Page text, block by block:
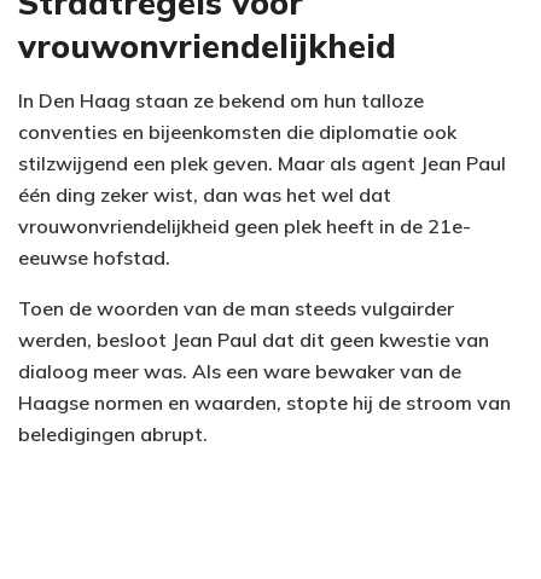
vrouwonvriendelijkheid
In Den Haag staan ze bekend om hun talloze
conventies en bijeenkomsten die diplomatie ook
stilzwijgend een plek geven. Maar als agent Jean Paul
één ding zeker wist, dan was het wel dat
vrouwonvriendelijkheid geen plek heeft in de 21e-
eeuwse hofstad.
Toen de woorden van de man steeds vulgairder
werden, besloot Jean Paul dat dit geen kwestie van
dialoog meer was. Als een ware bewaker van de
Haagse normen en waarden, stopte hij de stroom van
beledigingen abrupt.